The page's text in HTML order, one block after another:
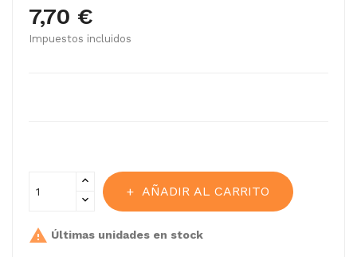
7,70 €
Impuestos incluidos
AÑADIR AL CARRITO
 Últimas unidades en stock